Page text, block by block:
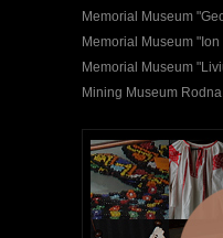
Memorial Museum
Memorial Museum
Memorial Museum
Mining Museum Rodna